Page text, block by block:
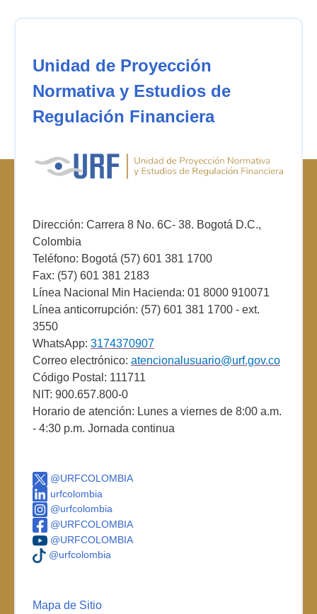
Unidad de Proyección
Normativa y Estudios de
Regulación Financiera
Dirección: Carrera 8 No. 6C- 38. Bogotá D.C.,
Colombia
Teléfono: Bogotá (57) 601 381 1700
Fax: (57) 601 381 2183
Línea Nacional Min Hacienda: 01 8000 910071
Línea anticorrupción: (57) 601 381 1700 - ext.
3550
WhatsApp: 3174370907
Correo electrónico: atencionalusuario@urf.gov.co
Código Postal: 111711
NIT: 900.657.800-0
Horario de atención: Lunes a viernes de 8:00 a.m.
- 4:30 p.m. Jornada continua
@URFCOLOMBIA
urfcolombia
@urfcolombia
@URFCOLOMBIA
@URFCOLOMBIA
@urfcolombia
Mapa de Sitio